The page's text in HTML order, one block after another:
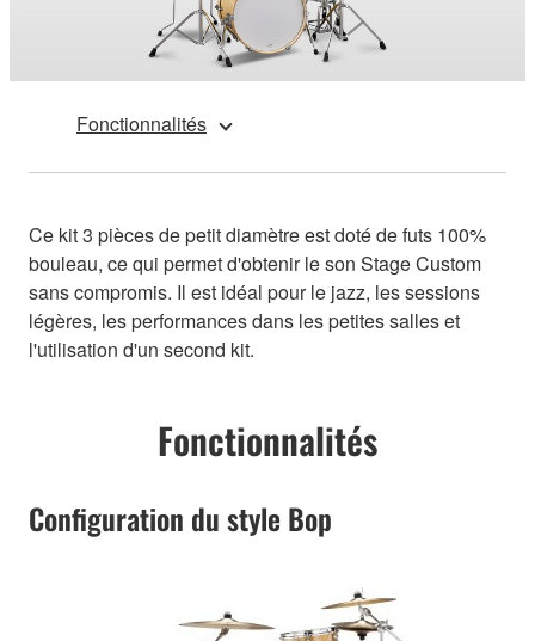
Fonctionnalités
Ce kit 3 pièces de petit diamètre est doté de futs 100%
bouleau, ce qui permet d'obtenir le son Stage Custom
sans compromis. Il est idéal pour le jazz, les sessions
légères, les performances dans les petites salles et
l'utilisation d'un second kit.
Fonctionnalités
Configuration du style Bop